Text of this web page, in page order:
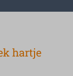
hartje